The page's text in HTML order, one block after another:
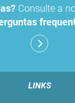
Consulte a
LINKS